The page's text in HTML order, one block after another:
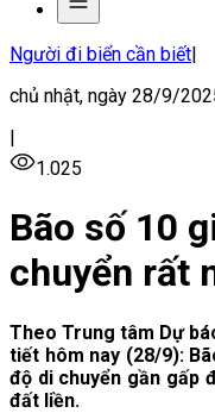
Người đi biển cần biết|
chủ nhật, ngày 28/9/
|
1.025
Bão số 10
chuyển rất
Theo Trung tâm Dự
tiết hôm nay (28/9):
độ di chuyển gần gấp
đất liền.